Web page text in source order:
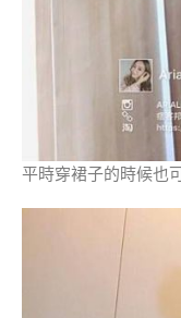
平時穿裙子的時候也